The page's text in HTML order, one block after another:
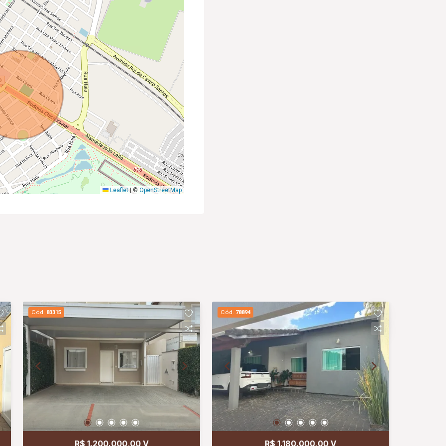
Leaflet | © OpenStreetMap
Cód. 83315
R$ 1.200.000,00 V
Cód. 78894
R$ 1.180.000,00 V